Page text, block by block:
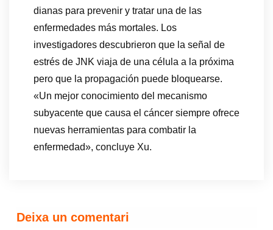
dianas para prevenir y tratar una de las
enfermedades más mortales. Los
investigadores descubrieron que la señal de
estrés de JNK viaja de una célula a la próxima
pero que la propagación puede bloquearse.
«Un mejor conocimiento del mecanismo
subyacente que causa el cáncer siempre ofrece
nuevas herramientas para combatir la
enfermedad», concluye Xu.
Deixa un comentari